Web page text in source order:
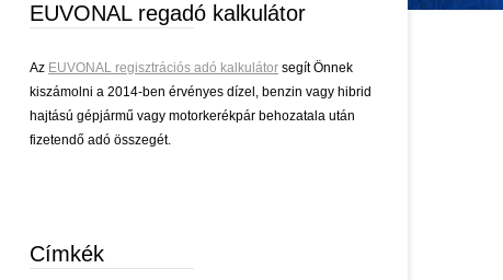
EUVONAL regadó kalkulátor
Az EUVONAL regisztrációs adó kalkulátor segít Önnek
kiszámolni a 2014-ben érvényes dízel, benzin vagy hibrid
hajtású gépjármű vagy motorkerékpár behozatala után
fizetendő adó összegét.
Címkék